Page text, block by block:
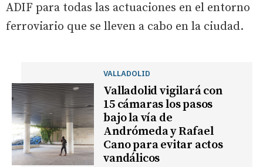
ADIF para todas las actuaciones en el entorno
ferroviario que se lleven a cabo en la ciudad.
VALLADOLID
Valladolid vigilará con
15 cámaras los pasos
bajo la vía de
Andrómeda y Rafael
Cano para evitar actos
vandálicos